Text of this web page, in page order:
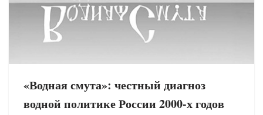
«Водная смута»: честный диагноз
водной политике России 2000-х годов